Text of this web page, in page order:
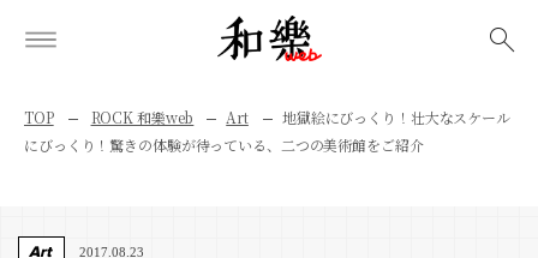
TOP ROCK 和樂web Art
地獄絵にびっくり！壮大なスケール
にびっくり！驚きの体験が待っている、二つの美術館をご紹介
Art 2017.08.23